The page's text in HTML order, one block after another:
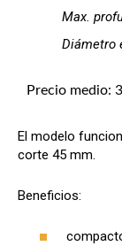
Max.
Diámetro
Precio medio:
El modelo
corte 45 mm.
Beneficios: